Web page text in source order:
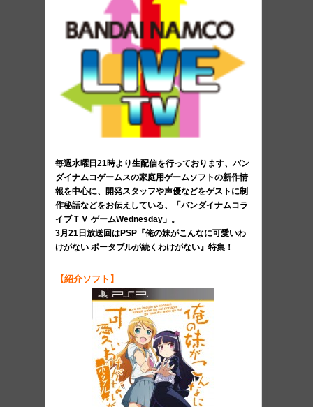
毎週水曜日21時より生配信を行っております、バン
ダイナムコゲームスの家庭用ゲームソフトの新作情
報を中心に、開発スタッフや声優などをゲストに制
作秘話などをお伝えしている、「バンダイナムコラ
イブＴＶ ゲームWednesday」。
3月21日放送回はPSP『俺の妹がこんなに可愛いわ
けがない ポータブルが続くわけがない』特集！
【紹介ソフト】